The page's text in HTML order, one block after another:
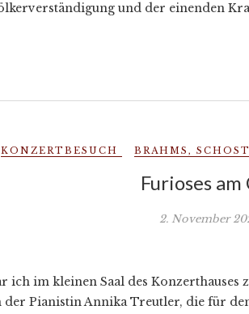
und der einenden
KONZERTBESUCH BRAHMS ,
Furioses am
2. November
ich im kleinen Saal des
der Pianistin Annika Treutler, die für